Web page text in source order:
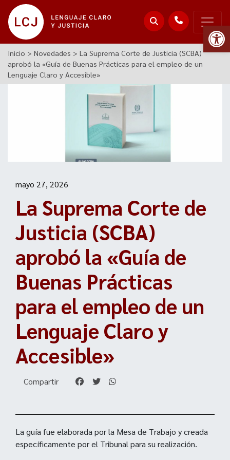
Inicio > Novedades > La Suprema Corte de Justicia (SCBA)
aprobó la «Guía de Buenas Prácticas para el empleo de un
Lenguaje Claro y Accesible»
mayo 27, 2026
La Suprema Corte de
Justicia (SCBA)
aprobó la «Guía de
Buenas Prácticas
para el empleo de un
Lenguaje Claro y
Accesible»
Compartir
La guía fue elaborada por la Mesa de Trabajo y creada
específicamente por el Tribunal para su realización.